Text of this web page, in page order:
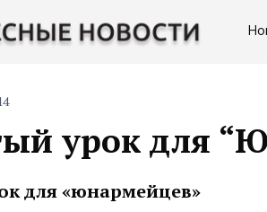
урок для
для «юнармейцев»